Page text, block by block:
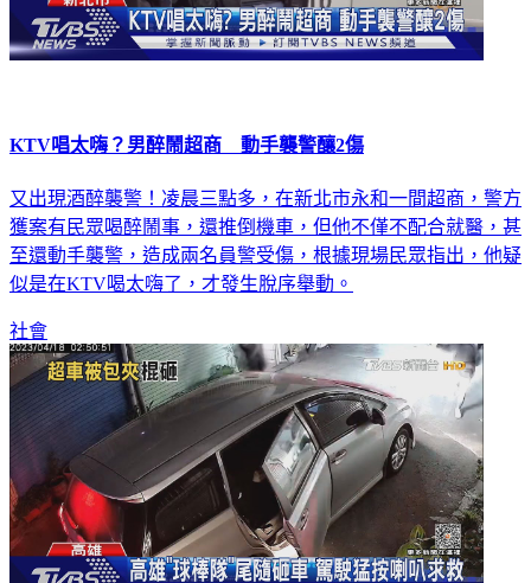
KTV唱太嗨？男醉鬧超商 動手襲警釀2傷
又出現酒醉襲警！凌晨三點多，在新北市永和一間超商，警方
獲案有民眾喝醉鬧事，還推倒機車，但他不僅不配合就醫，甚
至還動手襲警，造成兩名員警受傷，根據現場民眾指出，他疑
似是在KTV喝太嗨了，才發生脫序舉動。
社會